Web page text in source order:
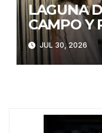
LAGUNA
CAMPO Y
JUL 30, 2026